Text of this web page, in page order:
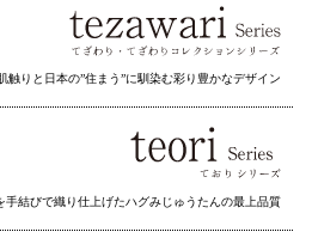
触りと日本の”住まう”に馴染む彩り豊かなデザイン
手結びで織り仕上げたハグみじゅうたんの最上品質